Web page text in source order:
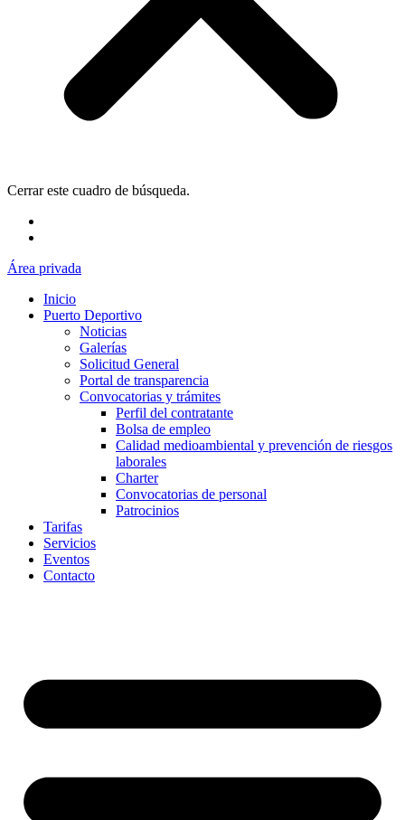
Cerrar este cuadro de búsqueda.
Área privada
Inicio
Puerto Deportivo
Noticias
Galerías
Solicitud General
Portal de transparencia
Convocatorias y trámites
Perfil del contratante
Bolsa de empleo
Calidad medioambiental y prevención de riesgos
laborales
Charter
Convocatorias de personal
Patrocinios
Tarifas
Servicios
Eventos
Contacto